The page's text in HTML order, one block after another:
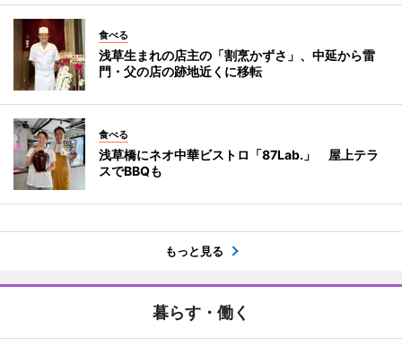
食べる
浅草生まれの店主の「割烹かずさ」、中延から雷
門・父の店の跡地近くに移転
食べる
浅草橋にネオ中華ビストロ「87Lab.」 屋上テラ
スでBBQも
もっと見る
暮らす・働く